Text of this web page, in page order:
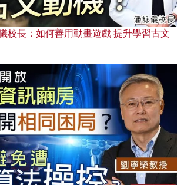
校長：如何善用動畫遊戲 提升學習古文